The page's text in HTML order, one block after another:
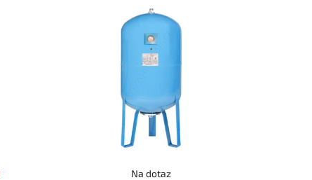
Na dotaz